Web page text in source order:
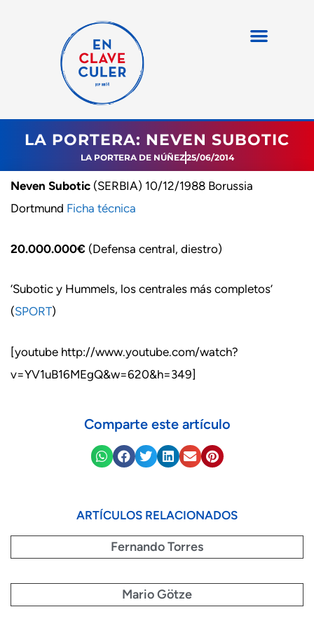
LA PORTERA: NEVEN SUBOTIC
LA PORTERA DE NÚÑEZ25/06/2014
Neven Subotic (SERBIA) 10/12/1988 Borussia
Dortmund Ficha técnica
20.000.000€ (Defensa central, diestro)
‘Subotic y Hummels, los centrales más completos’
(SPORT)
[youtube http://www.youtube.com/watch?
v=YV1uB16MEgQ&w=620&h=349]
Comparte este artículo
ARTÍCULOS RELACIONADOS
Fernando Torres
Mario Götze